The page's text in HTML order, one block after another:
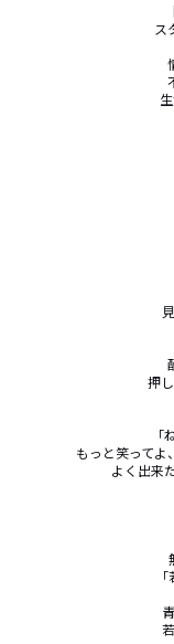
ス
押
｢
もっと笑ってよ
よく出来